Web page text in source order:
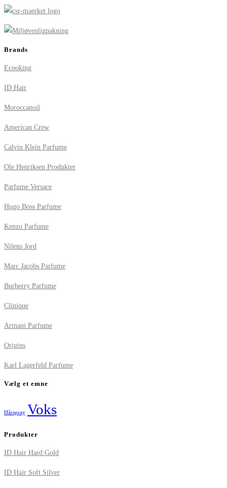
Brands
Ecooking
ID Hair
Moroccanoil
American Crew
Calvin Klein Parfume
Ole Henriksen Produkter
Parfume Versace
Hugo Boss Parfume
Kenzo Parfume
Nilens Jord
Marc Jacobs Parfume
Burberry Parfume
Clinique
Armani Parfume
Origins
Karl Lagerfeld Parfume
Vælg et emne
Hårspray Voks
Produkter
ID Hair Hard Gold
ID Hair Soft Silver